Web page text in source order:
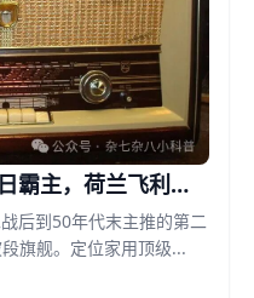
主，荷兰飞利浦
后到50年代末主推的第二
旗舰。定位家用顶级...